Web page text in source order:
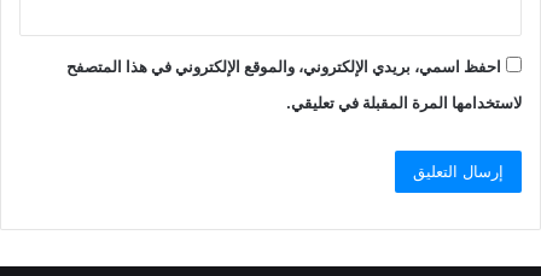
احفظ اسمي، بريدي الإلكتروني، والموقع الإلكتروني في هذا المتصفح
لاستخدامها المرة المقبلة في تعليقي.